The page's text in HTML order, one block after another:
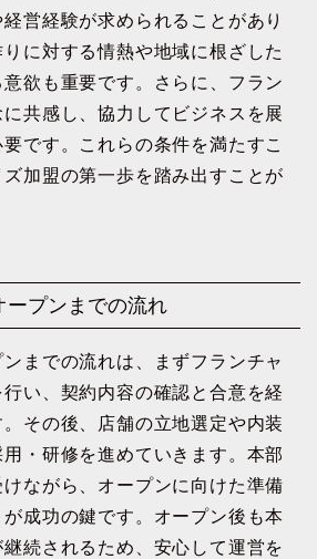
営経験が求められることがあり
に対する情熱や地域に根ざした
欲も重要です。さらに、フラン
共感し、協力してビジネスを展
です。これらの条件を満たすこ
加盟の第一歩を踏み出すことが
ープンまでの流れ
までの流れは、まずフランチャ
い、契約内容の確認と合意を経
その後、店舗の立地選定や内装
・研修を進めていきます。本部
ながら、オープンに向けた準備
成功の鍵です。オープン後も本
続されるため、安心して運営を